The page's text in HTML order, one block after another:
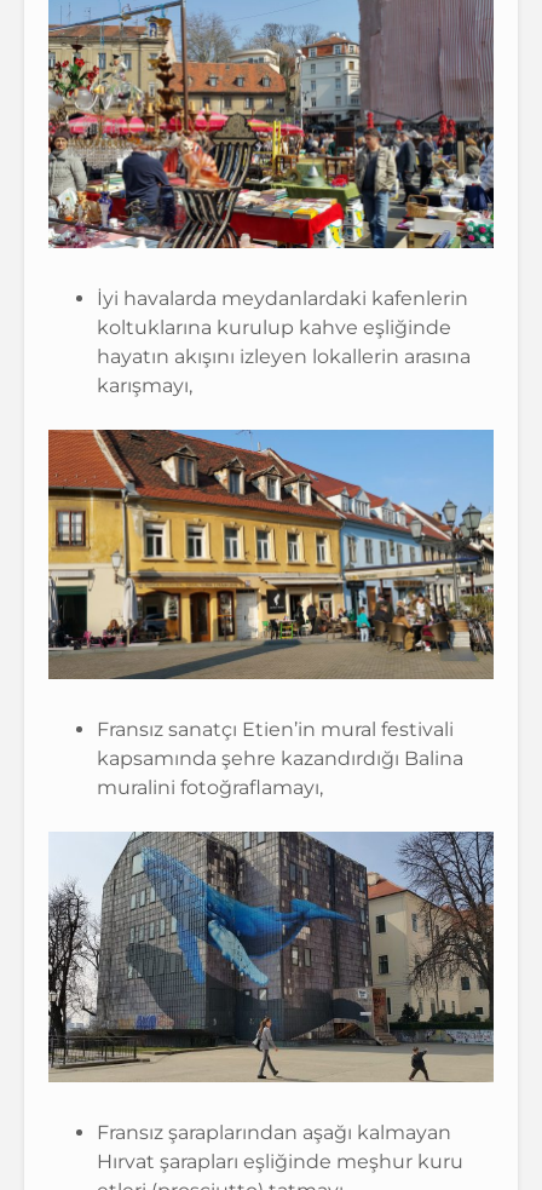
İyi havalarda meydanlardaki kafenlerin
koltuklarına kurulup kahve eşliğinde
hayatın akışını izleyen lokallerin arasına
karışmayı,
Fransız sanatçı Etien’in mural festivali
kapsamında şehre kazandırdığı Balina
muralini fotoğraflamayı,
Fransız şaraplarından aşağı kalmayan
Hırvat şarapları eşliğinde meşhur kuru